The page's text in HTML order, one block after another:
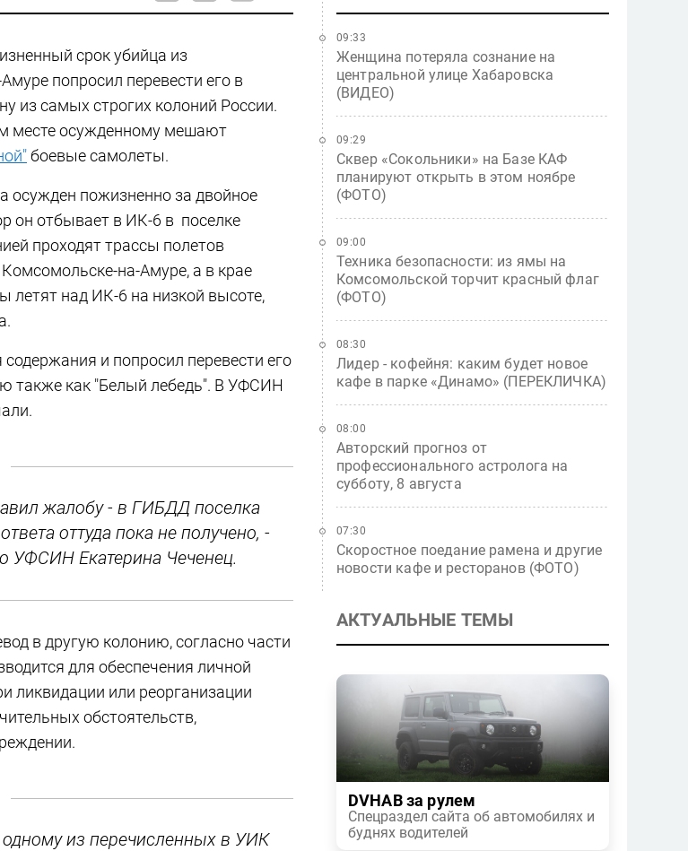
срок убийца из
попросил перевести его в
из самых строгих колоний России.
месте осужденному мешают
боевые самолеты.
осужден пожизненно за двойное
он отбывает в ИК-6 в поселке
проходят трассы полетов
на-Амуре, а в крае
летят над ИК-6 на низкой высоте,
и попросил перевести его
также как "Белый лебедь". В УФСИН
жалобу - в ГИБДД поселка
оттуда пока не получено, -
УФСИН Екатерина Чеченец.
в другую колонию, согласно части
для обеспечения личной
ликвидации или реорганизации
обстоятельств,
из перечисленных в УИК
Женщина потеряла сознание на
центральной улице Хабаровска
(ВИДЕО)
09:33
Сквер «Сокольники» на Базе КАФ
планируют открыть в этом ноябре
(ФОТО)
09:29
Техника безопасности: из ямы на
Комсомольской торчит красный флаг
(ФОТО)
09:00
Лидер - кофейня: каким будет новое
кафе в парке «Динамо» (ПЕРЕКЛИЧКА)
08:30
Авторский прогноз от
профессионального астролога на
субботу, 8 августа
08:00
Скоростное поедание рамена и другие
новости кафе и ресторанов (ФОТО)
07:30
АКТУАЛЬНЫЕ ТЕМЫ
DVHAB за рулем
Спецраздел сайта об автомобилях и
буднях водителей